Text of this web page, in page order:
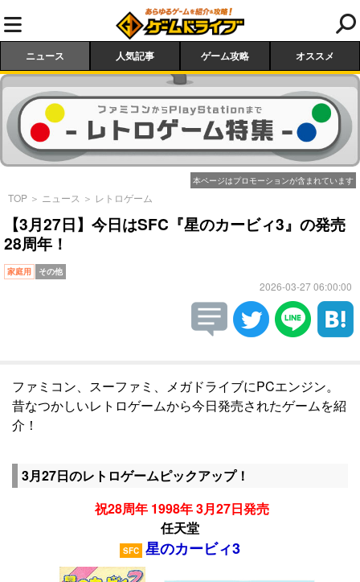
ニュース 人気記事 ゲーム攻略 オススメ
本ページはプロモーションが含まれています
TOP ＞ ニュース ＞ レトロゲーム
【3月27日】今日はSFC『星のカービィ3』の発売
28周年！
家庭用 その他
2026-03-27 06:00:00
ファミコン、スーファミ、メガドライブにPCエンジン。
昔なつかしいレトロゲームから今日発売されたゲームを紹
介！
3月27日のレトロゲームピックアップ！
祝28周年 1998年 3月27日発売
任天堂
SFC 星のカービィ3